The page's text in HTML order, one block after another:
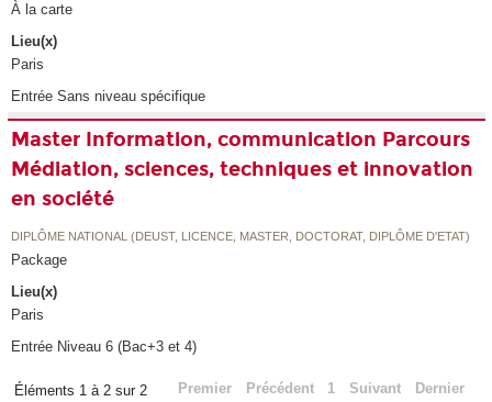
À la carte
Lieu(x)
Paris
Entrée Sans niveau spécifique
Master Information, communication Parcours
Médiation, sciences, techniques et innovation
en société
DIPLÔME NATIONAL (DEUST, LICENCE, MASTER, DOCTORAT, DIPLÔME D'ETAT)
Package
Lieu(x)
Paris
Entrée Niveau 6 (Bac+3 et 4)
Éléments 1 à 2 sur 2 Premier Précédent 1 Suivant Dernier